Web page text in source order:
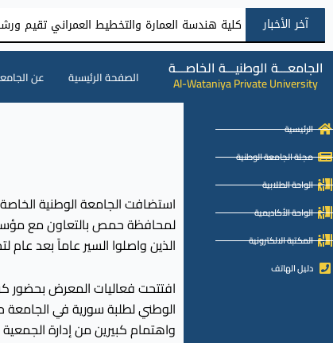
آخر الأخبار كلية هندسة العمارة والتخطيط العمراني تقيم
الجامعـــة الوطنيـــة الخاصـــة
Al-Wataniya Private University الصفحة الرئيسية عن
الرئيسية
مجلة الجامعة الوطنية
الواحة الطلابية
الواحة الأكاديمية
المكتبة الالكترونية
دليل الهاتف
استضافت الجامعة الوطنية
الذين واصلوا السير عاماً بعد
افتتحت فعاليات المعرض بحضور
الوطني لطلبة سورية في الجامعة
واهتمام كبيرين من إدارة